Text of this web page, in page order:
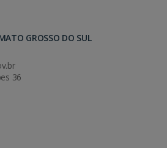
GROSSO DO SUL
36